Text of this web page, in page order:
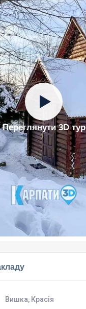
Переглянути 3D тур
Вишка, Красія